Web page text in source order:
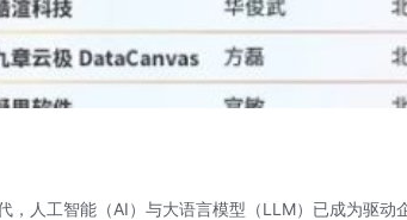
，人工智能（AI）与大语言模型（LLM）已成为驱